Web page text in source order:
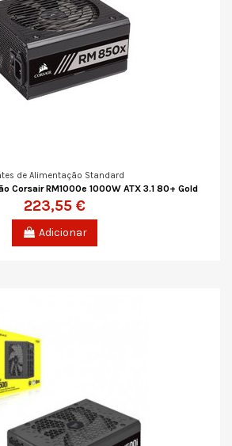
de Alimentação Standard
Corsair RM1000e 1000W ATX 3.1 80+ Gold
223,55 €
Adicionar